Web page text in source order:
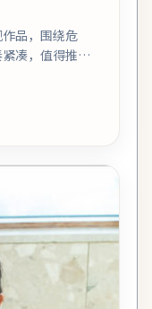
品，围绕危
凑，值得推荐